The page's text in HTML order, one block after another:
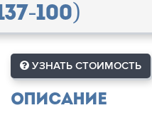
100)
УЗНАТЬ СТОИМОСТЬ
Описание